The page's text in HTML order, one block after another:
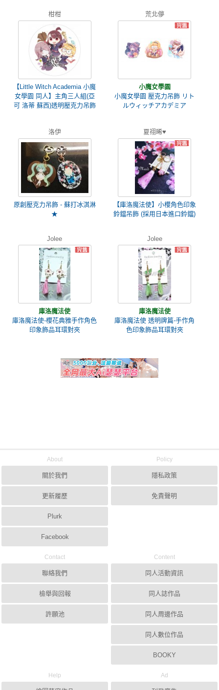
柑柑
【Little Witch Academia 小魔
女學園 同人】主角三人組(亞
可 洛蒂 蘇西)透明壓克力吊飾
荒北儚
小魔女學園
小魔女學園 壓克力吊飾 リト
ルウィッチアカデミア
洛伊
原創壓克力吊飾 - 蘇打冰淇淋
★
夏祤晞♥
【庫洛魔法使】小櫻角色印象
鈴鐺吊飾 (採用日本進口鈴鐺)
Jolee
庫洛魔法使
庫洛魔法使-櫻花典雅手作角色
印象飾品耳環對夾
Jolee
庫洛魔法使
庫洛魔法使 透明牌篇-手作角
色印象飾品耳環對夾
About
關於我們
更新履歷
Plurk
Facebook
Policy
隱私政策
免責聲明
Contact
聯絡我們
檢舉與回報
許願池
Content
同人活動資訊
同人誌作品
同人周邊作品
同人數位作品
BOOKY
Help Ad